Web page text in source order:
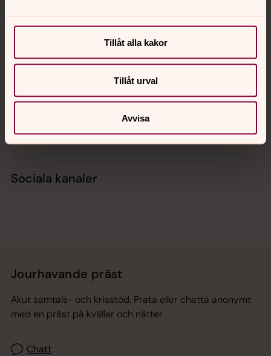
Tillåt alla kakor
Tillåt urval
Avvisa
Hitta snabbt
Sociala kanaler
Jourhavande präst
Akut samtals- och krisstöd. Prata eller chatta anonymt
med en präst på kvällar och nätter.
Chatt